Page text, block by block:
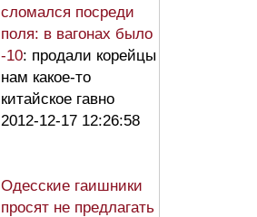
сломался посреди
поля: в вагонах было
-10: продали корейцы
нам какое-то
китайское гавно
2012-12-17 12:26:58
Одесские гаишники
просят не предлагать